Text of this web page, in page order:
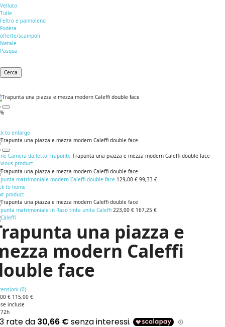
Velluto
Tulle
Feltro e pannolenci
Fodera
offerte/scampoli
Natale
Pasqua
Cerca
to enlarge
Camera da letto Trapunte Trapunta una piazza e mezza modern Caleffi double face
product
matrimoniale modern Caleffi double face 129,00 € 99,33 €
to home
product
matrimoniale in Raso tinta unita Caleffi 223,00 € 167,25 €
una piazza e
modern Caleffi
face
(0)
€ 115,00 €
incluse